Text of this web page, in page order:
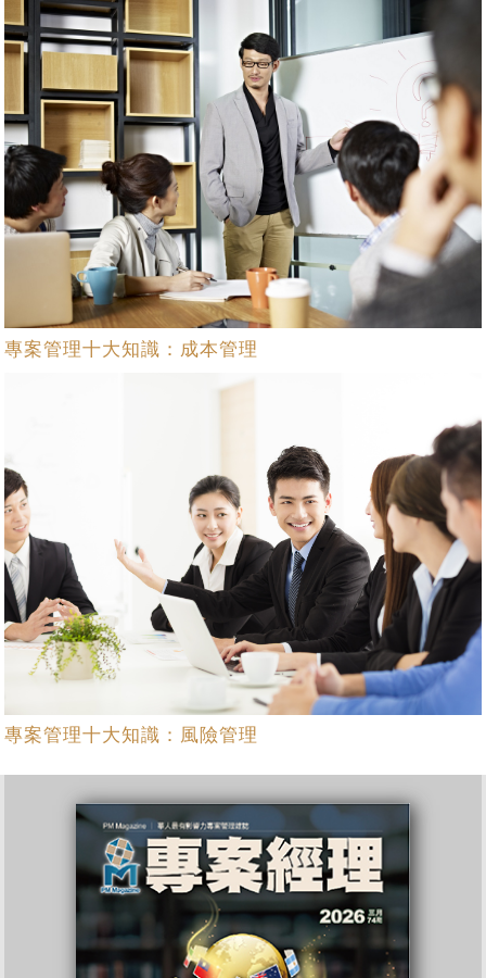
專案管理十大知識：成本管理
專案管理十大知識：風險管理